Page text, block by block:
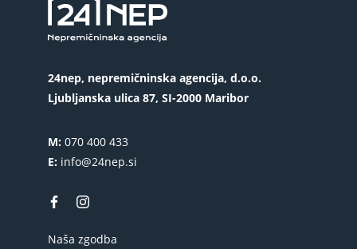
24nep, nepremičninska agencija, d.o.o.
Ljubljanska ulica 87, SI-2000 Maribor
M: 070 400 433
E: info@24nep.si
Naša zgodba